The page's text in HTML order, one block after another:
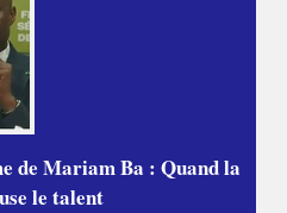
de Mariam Ba : Quand la
le talent